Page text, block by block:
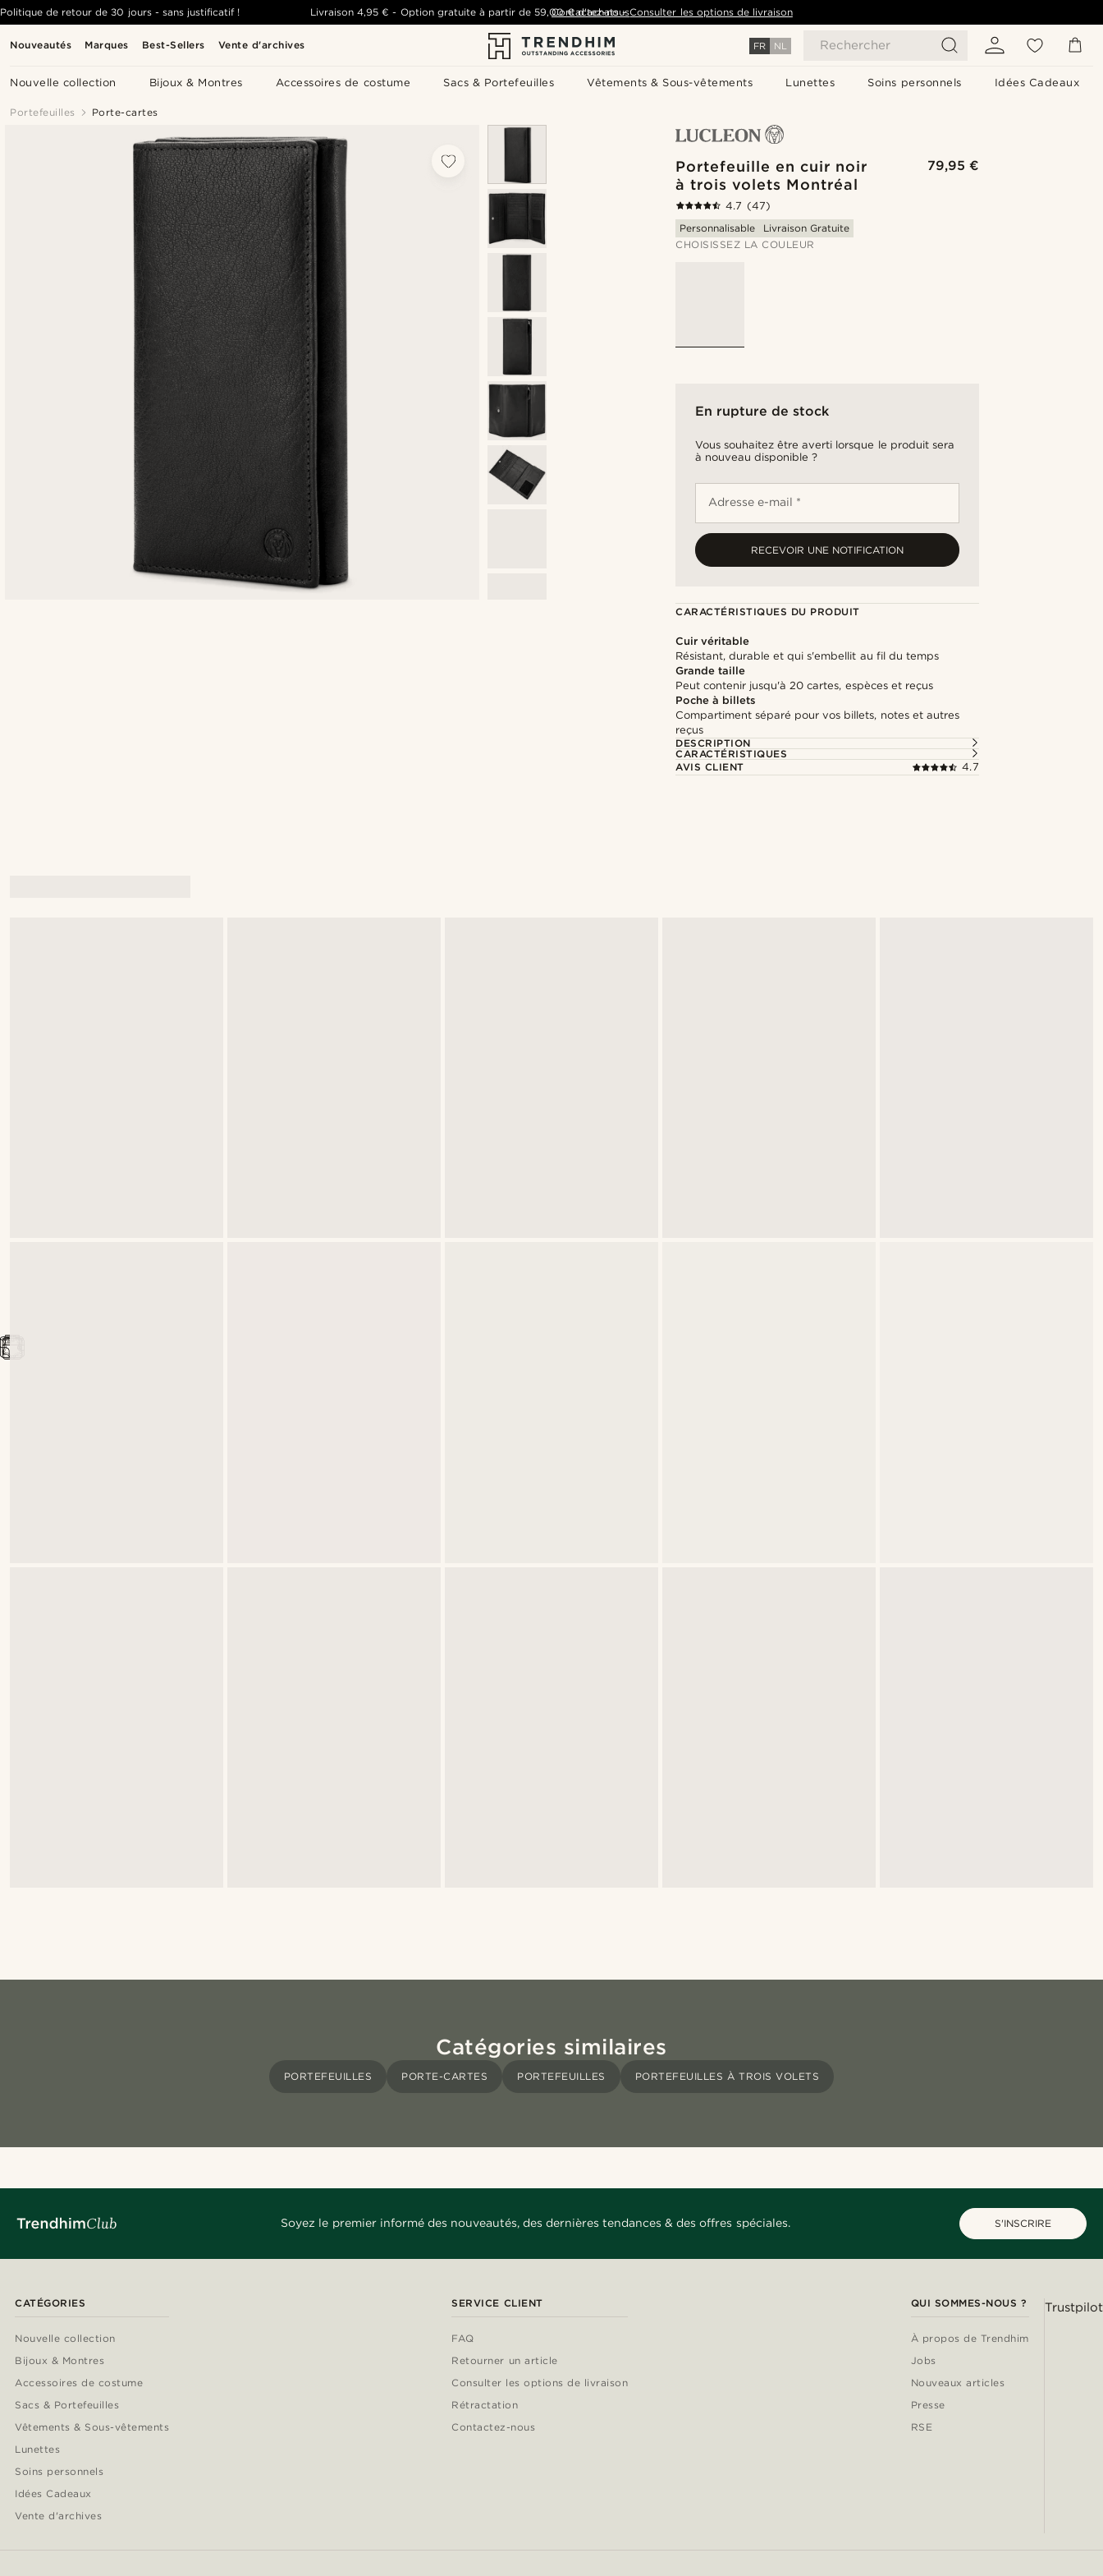
Nouveautés Marques Best-Sellers Vente d'archives FR NL Rechercher
Nouvelle collection Bijoux & Montres Accessoires de costume Sacs & Portefeuilles Vêtements & Sous-vêtements Lunettes Soins personnels Idées Cadeaux
Politique de retour de 30 jours - sans justificatif ! Livraison 4,95 € - Option gratuite à partir de59,00 €d'achats- Consulter les options de livraison
Contactez-nous
Portefeuilles Porte-cartes
Portefeuille en cuir noir
à trois volets Montréal
79,95 €
4.7 (47)
Personnalisable
Livraison Gratuite
CHOISISSEZ LA COULEUR
En rupture de stock
Vous souhaitez être averti lorsque le produit sera
à nouveau disponible ?
Adresse e-mail *
RECEVOIR UNE NOTIFICATION
CARACTÉRISTIQUES DU PRODUIT
Cuir véritable
Résistant, durable et qui s'embellit au fil du temps
Grande taille
Peut contenir jusqu'à 20 cartes, espèces et reçus
Poche à billets
Compartiment séparé pour vos billets, notes et autres
reçus
DESCRIPTION
CARACTÉRISTIQUES
AVIS CLIENT
4.7
Catégories similaires
PORTEFEUILLES PORTE-CARTES PORTEFEUILLES PORTEFEUILLES À TROIS VOLETS
Soyez le premier informé des nouveautés, des dernières tendances & des offres spéciales. S'INSCRIRE
CATÉGORIES
Nouvelle collection
Bijoux & Montres
Accessoires de costume
Sacs & Portefeuilles
Vêtements & Sous-vêtements
Lunettes
Soins personnels
Idées Cadeaux
Vente d'archives
SERVICE CLIENT
FAQ
Retourner un article
Consulter les options de livraison
Rétractation
Contactez-nous
QUI SOMMES-NOUS ?
À propos de Trendhim
Jobs
Nouveaux articles
Presse
RSE
Trustpilot